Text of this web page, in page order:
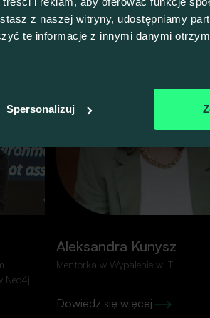
z naszej witryny, udostępniamy
te informacje z innymi danymi
Spersonalizuj
Neo4j
Aleksandra Kunysz
Mentorka w Wypalenie w IT
Dowiedz się więcej
Pola oznaczone znakiem